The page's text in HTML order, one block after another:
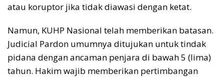
atau koruptor jika tidak diawasi dengan ketat.
Namun, KUHP Nasional telah memberikan batasan.
Judicial Pardon umumnya ditujukan untuk tindak
pidana dengan ancaman penjara di bawah 5 (lima)
tahun. Hakim wajib memberikan pertimbangan